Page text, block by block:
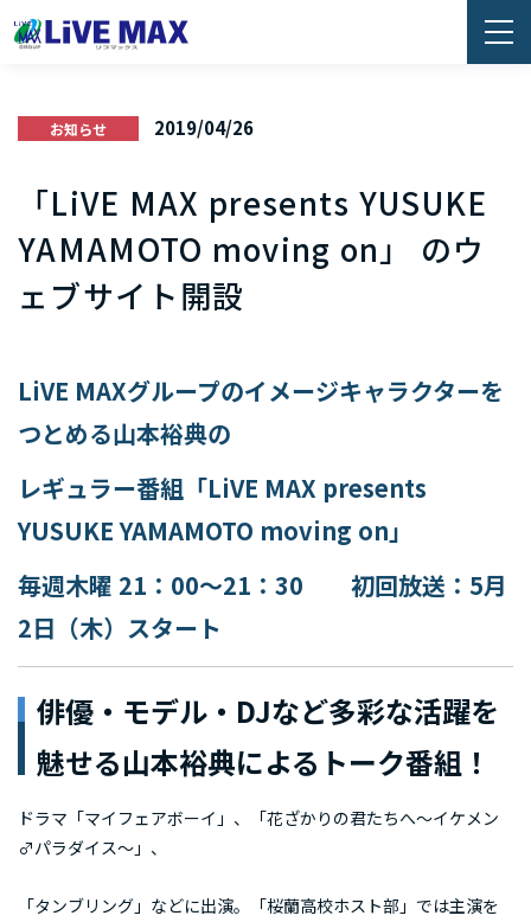
お知らせ 2019/04/26
「LiVE MAX presents YUSUKE
YAMAMOTO moving on」 のウ
ェブサイト開設
LiVE MAXグループのイメージキャラクターを
つとめる山本裕典の
レギュラー番組 「LiVE MAX presents
YUSUKE YAMAMOTO moving on」
毎週木曜 21：00～21：30 初回放送：5月
2日（木）スタート
俳優・モデル・DJなど多彩な活躍を
魅せる山本裕典によるトーク番組！
ドラマ「マイフェアボーイ」、「花ざかりの君たちへ〜イケメン
♂パラダイス〜」、
「タンブリング」などに出演。「桜蘭高校ホスト部」では主演を